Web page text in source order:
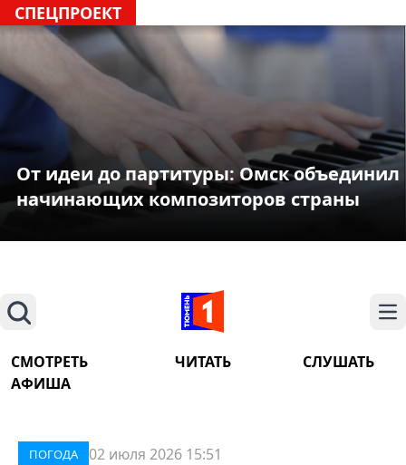
СПЕЦПРОЕКТ
От идеи до партитуры: Омск объединил
начинающих композиторов страны
Поиск
СМОТРЕТЬ ЧИТАТЬ
СЛУШАТЬ
АФИША
ПОГОДА 02 июля 2026 15:51